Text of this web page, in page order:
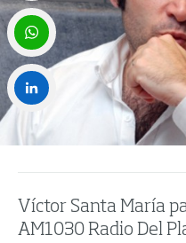
Víctor Santa María
AM1030 Radio Del
Twitter
WhatsApp
LinkedIn